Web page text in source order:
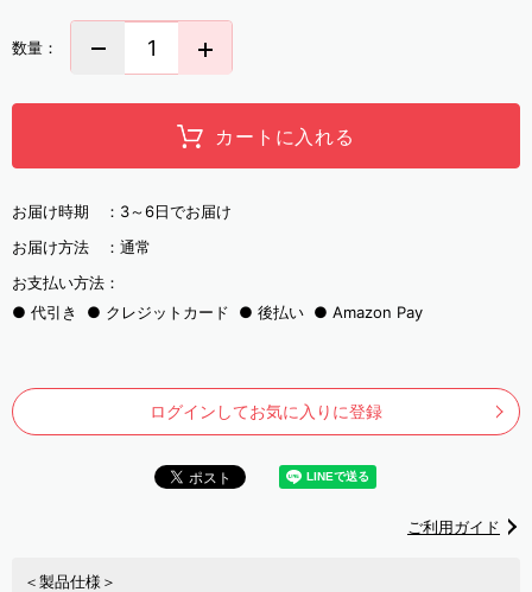
数量：
カートに入れる
お届け時期 ： 3～6日でお届け
お届け方法 ： 通常
お支払い方法：
代引き
クレジットカード 後払い Amazon Pay
ログインしてお気に入りに登録
ご利用ガイド
＜製品仕様＞